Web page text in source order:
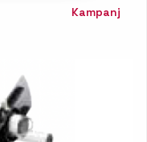
Kampanj